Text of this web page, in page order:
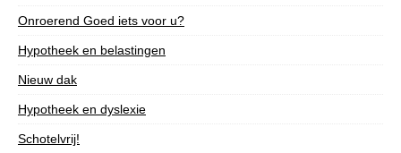
Onroerend Goed iets voor u?
Hypotheek en belastingen
Nieuw dak
Hypotheek en dyslexie
Schotelvrij!